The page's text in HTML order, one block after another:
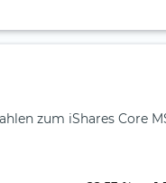
zum iShares Core